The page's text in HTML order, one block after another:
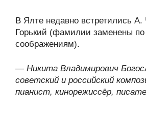
В Ялте недавно встретились
Горький (фамилии заменены по
соображениям).
— Никита Владимирович
советский и российский
пианист, кинорежиссёр,